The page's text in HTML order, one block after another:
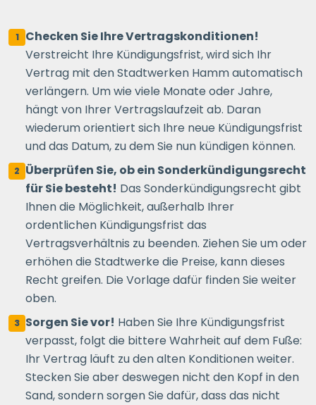
1
Checken Sie Ihre Vertragskonditionen!
Verstreicht Ihre Kündigungsfrist, wird sich Ihr
Vertrag mit den Stadtwerken Hamm automatisch
verlängern. Um wie viele Monate oder Jahre,
hängt von Ihrer Vertragslaufzeit ab. Daran
wiederum orientiert sich Ihre neue Kündigungsfrist
und das Datum, zu dem Sie nun kündigen können.
2 Überprüfen Sie, ob ein Sonderkündigungsrecht
für Sie besteht! Das Sonderkündigungsrecht gibt
Ihnen die Möglichkeit, außerhalb Ihrer
ordentlichen Kündigungsfrist das
Vertragsverhältnis zu beenden. Ziehen Sie um oder
erhöhen die Stadtwerke die Preise, kann dieses
Recht greifen. Die Vorlage dafür finden Sie weiter
oben.
3 Sorgen Sie vor! Haben Sie Ihre Kündigungsfrist
verpasst, folgt die bittere Wahrheit auf dem Fuße:
Ihr Vertrag läuft zu den alten Konditionen weiter.
Stecken Sie aber deswegen nicht den Kopf in den
Sand, sondern sorgen Sie dafür, dass das nicht